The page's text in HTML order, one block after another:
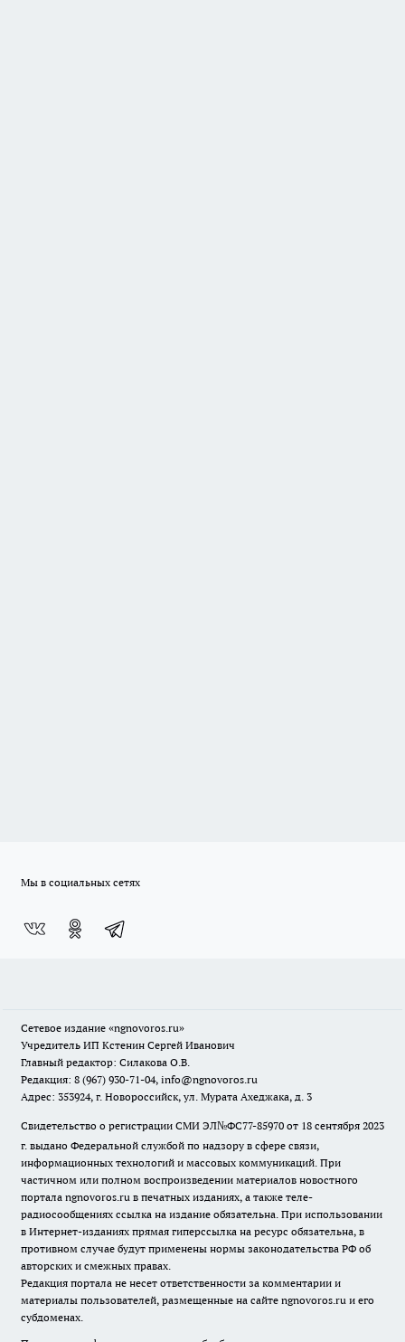
Мы в социальных сетях
Сетевое издание «ngnovoros.ru»
Учредитель ИП Кстенин Сергей Иванович
Главный редактор: Силакова О.В.
Редакция: 8 (967) 930-71-04, info@ngnovoros.ru
Адрес: 353924, г. Новороссийск, ул. Мурата Ахеджака, д. 3
Свидетельство о регистрации СМИ ЭЛ№ФС77-85970 от 18 сентября 2023
г. выдано Федеральной службой по надзору в сфере связи,
информационных технологий и массовых коммуникаций. При
частичном или полном воспроизведении материалов новостного
портала ngnovoros.ru в печатных изданиях, а также теле-
радиосообщениях ссылка на издание обязательна. При использовании
в Интернет-изданиях прямая гиперссылка на ресурс обязательна, в
противном случае будут применены нормы законодательства РФ об
авторских и смежных правах.
Редакция портала не несет ответственности за комментарии и
материалы пользователей, размещенные на сайте ngnovoros.ru и его
субдоменах.